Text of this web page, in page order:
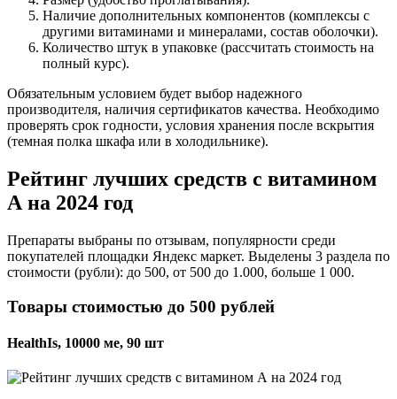
Наличие дополнительных компонентов (комплексы с
другими витаминами и минералами, состав оболочки).
Количество штук в упаковке (рассчитать стоимость на
полный курс).
Обязательным условием будет выбор надежного
производителя, наличия сертификатов качества. Необходимо
проверять срок годности, условия хранения после вскрытия
(темная полка шкафа или в холодильнике).
Рейтинг лучших средств с витамином
А на 2024 год
Препараты выбраны по отзывам, популярности среди
покупателей площадки Яндекс маркет. Выделены 3 раздела по
стоимости (рубли): до 500, от 500 до 1.000, больше 1 000.
Товары стоимостью до 500 рублей
HealthIs, 10000 ме, 90 шт